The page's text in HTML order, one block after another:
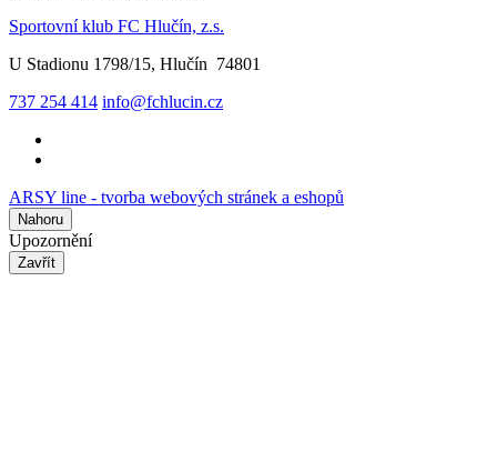
Sportovní klub FC Hlučín, z.s.
U Stadionu 1798/15, Hlučín 74801
737 254 414 info@fchlucin.cz
ARSY line - tvorba webových stránek a eshopů
Nahoru
Upozornění
Zavřít